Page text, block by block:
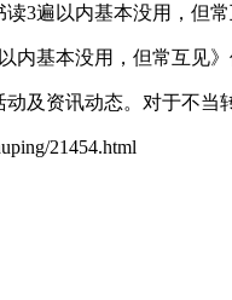
3遍以内基本没用，但
内基本没用，但常互见
及资讯动态。对于不
21454.html